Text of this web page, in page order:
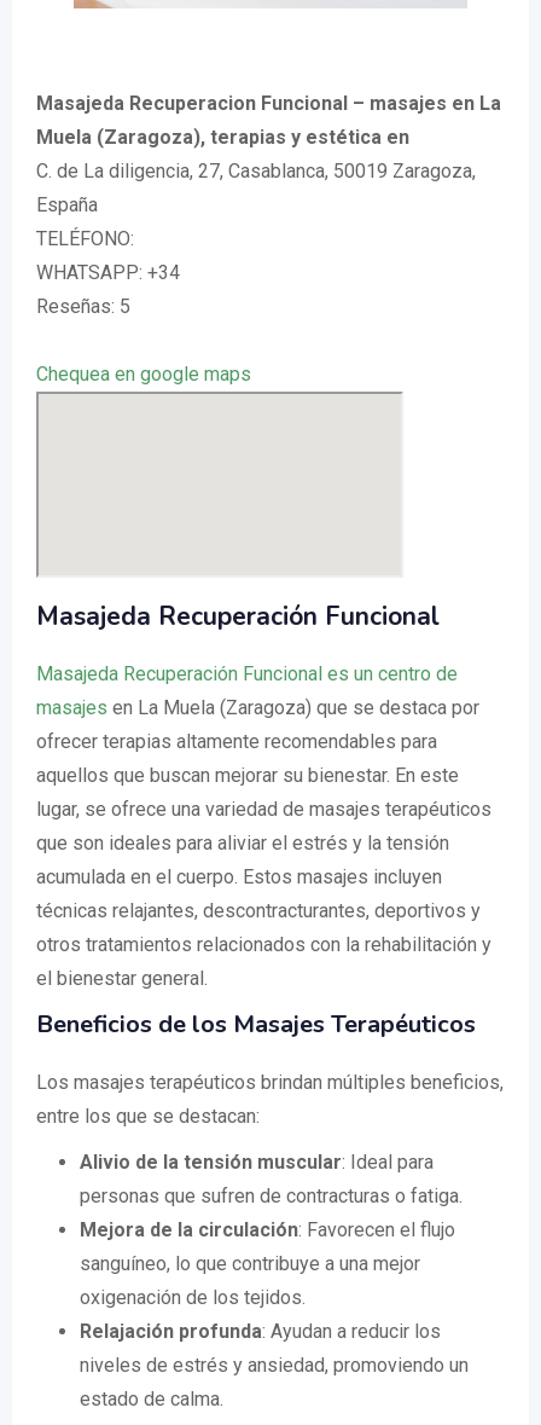
Masajeda Recuperacion Funcional – masajes en La
Muela (Zaragoza), terapias y estética en
C. de La diligencia, 27, Casablanca, 50019 Zaragoza,
España
TELÉFONO:
WHATSAPP: +34
Reseñas: 5
Chequea en google maps
Masajeda Recuperación Funcional
Masajeda Recuperación Funcional es un centro de
masajes en La Muela (Zaragoza) que se destaca por
ofrecer terapias altamente recomendables para
aquellos que buscan mejorar su bienestar. En este
lugar, se ofrece una variedad de masajes terapéuticos
que son ideales para aliviar el estrés y la tensión
acumulada en el cuerpo. Estos masajes incluyen
técnicas relajantes, descontracturantes, deportivos y
otros tratamientos relacionados con la rehabilitación y
el bienestar general.
Beneficios de los Masajes Terapéuticos
Los masajes terapéuticos brindan múltiples beneficios,
entre los que se destacan:
Alivio de la tensión muscular: Ideal para
personas que sufren de contracturas o fatiga.
Mejora de la circulación: Favorecen el flujo
sanguíneo, lo que contribuye a una mejor
oxigenación de los tejidos.
Relajación profunda: Ayudan a reducir los
niveles de estrés y ansiedad, promoviendo un
estado de calma.